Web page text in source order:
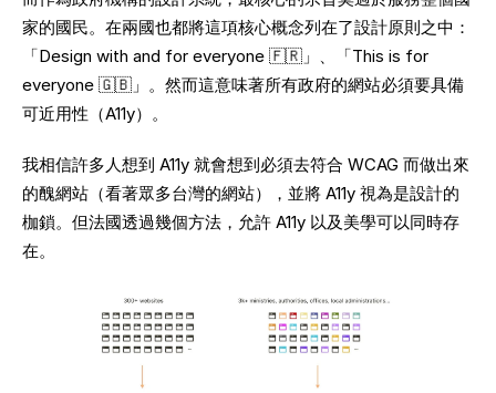
家的國民。在兩國也都將這項核心概念列在了設計原則之中：
「Design with and for everyone 🇫🇷」、「This is for
everyone 🇬🇧」。然而這意味著所有政府的網站必須要具備
可近用性（A11y）。
我相信許多人想到 A11y 就會想到必須去符合 WCAG 而做出來
的醜網站（看著眾多台灣的網站），並將 A11y 視為是設計的
枷鎖。但法國透過幾個方法，允許 A11y 以及美學可以同時存
在。